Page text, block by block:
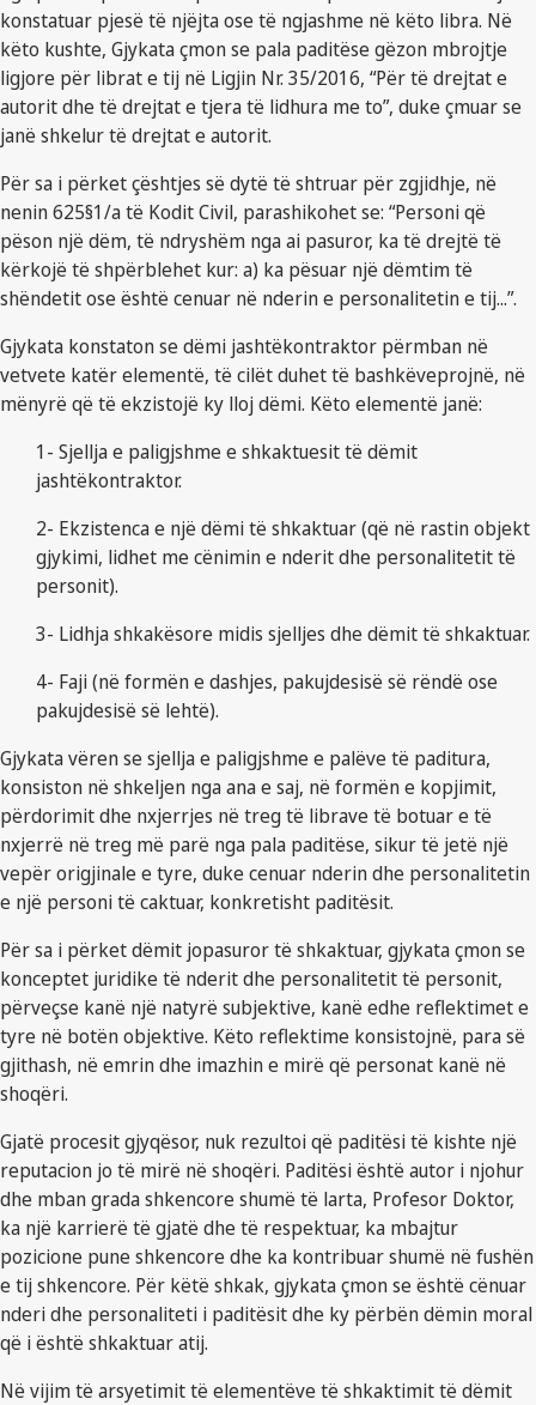
konstatuar pjesë të njëjta ose të ngjashme në këto libra. Në
këto kushte, Gjykata çmon se pala paditëse gëzon mbrojtje
ligjore për librat e tij në Ligjin Nr. 35/2016, “Për të drejtat e
autorit dhe të drejtat e tjera të lidhura me to”, duke çmuar se
janë shkelur të drejtat e autorit.
Për sa i përket çështjes së dytë të shtruar për zgjidhje, në
nenin 625§1/a të Kodit Civil, parashikohet se: “Personi që
pëson një dëm, të ndryshëm nga ai pasuror, ka të drejtë të
kërkojë të shpërblehet kur: a) ka pësuar një dëmtim të
shëndetit ose është cenuar në nderin e personalitetin e tij...”.
Gjykata konstaton se dëmi jashtëkontraktor përmban në
vetvete katër elementë, të cilët duhet të bashkëveprojnë, në
mënyrë që të ekzistojë ky lloj dëmi. Këto elementë janë:
1- Sjellja e paligjshme e shkaktuesit të dëmit
jashtëkontraktor.
2- Ekzistenca e një dëmi të shkaktuar (që në rastin objekt
gjykimi, lidhet me cënimin e nderit dhe personalitetit të
personit).
3- Lidhja shkakësore midis sjelljes dhe dëmit të shkaktuar.
4- Faji (në formën e dashjes, pakujdesisë së rëndë ose
pakujdesisë së lehtë).
Gjykata vëren se sjellja e paligjshme e palëve të paditura,
konsiston në shkeljen nga ana e saj, në formën e kopjimit,
përdorimit dhe nxjerrjes në treg të librave të botuar e të
nxjerrë në treg më parë nga pala paditëse, sikur të jetë një
vepër origjinale e tyre, duke cenuar nderin dhe personalitetin
e një personi të caktuar, konkretisht paditësit.
Për sa i përket dëmit jopasuror të shkaktuar, gjykata çmon se
konceptet juridike të nderit dhe personalitetit të personit,
përveçse kanë një natyrë subjektive, kanë edhe reflektimet e
tyre në botën objektive. Këto reflektime konsistojnë, para së
gjithash, në emrin dhe imazhin e mirë që personat kanë në
shoqëri.
Gjatë procesit gjyqësor, nuk rezultoi që paditësi të kishte një
reputacion jo të mirë në shoqëri. Paditësi është autor i njohur
dhe mban grada shkencore shumë të larta, Profesor Doktor,
ka një karrierë të gjatë dhe të respektuar, ka mbajtur
pozicione pune shkencore dhe ka kontribuar shumë në fushën
e tij shkencore. Për këtë shkak, gjykata çmon se është cënuar
nderi dhe personaliteti i paditësit dhe ky përbën dëmin moral
që i është shkaktuar atij.
Në vijim të arsyetimit të elementëve të shkaktimit të dëmit